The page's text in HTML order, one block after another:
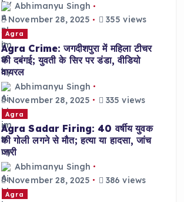
Abhimanyu Singh
November 28, 2025
355 views
Agra
Agra Crime: जगदीशपुरा में महिला टीचर
की दबंगई; युवती के सिर पर डंडा, वीडियो
वायरल
Abhimanyu Singh
November 28, 2025
335 views
Agra
Agra Sadar Firing: 40 वर्षीय युवक
की गोली लगने से मौत; हत्या या हादसा, जांच
जारी
Abhimanyu Singh
November 28, 2025
386 views
Agra